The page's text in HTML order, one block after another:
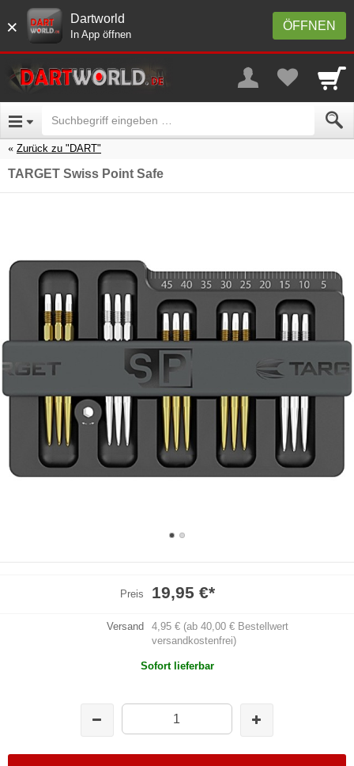
× ÖFFNEN
Dartworld
In App öffnen
Zurück zu "DART"
TARGET Swiss Point Safe
Preis 19,95 €*
Versand
4,95 € (ab 40,00 € Bestellwert
versandkostenfrei)
Sofort lieferbar